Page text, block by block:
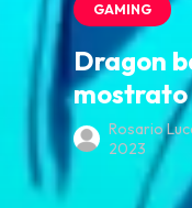
GAMING
Dragon
mostrato
Rosario
2023